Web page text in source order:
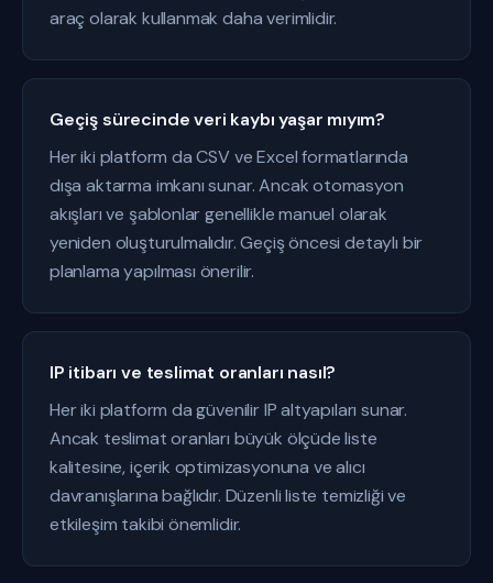
araç olarak kullanmak daha verimlidir.
Geçiş sürecinde veri kaybı yaşar mıyım?
Her iki platform da CSV ve Excel formatlarında
dışa aktarma imkanı sunar. Ancak otomasyon
akışları ve şablonlar genellikle manuel olarak
yeniden oluşturulmalıdır. Geçiş öncesi detaylı bir
planlama yapılması önerilir.
IP itibarı ve teslimat oranları nasıl?
Her iki platform da güvenilir IP altyapıları sunar.
Ancak teslimat oranları büyük ölçüde liste
kalitesine, içerik optimizasyonuna ve alıcı
davranışlarına bağlıdır. Düzenli liste temizliği ve
etkileşim takibi önemlidir.